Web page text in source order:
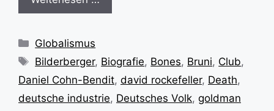
Kategorien
Globalismus
Schlagwörter
Bilderberger, Biografie, Bones, Bruni, Club,
Daniel Cohn-Bendit, david rockefeller, Death,
deutsche industrie, Deutsches Volk, goldman